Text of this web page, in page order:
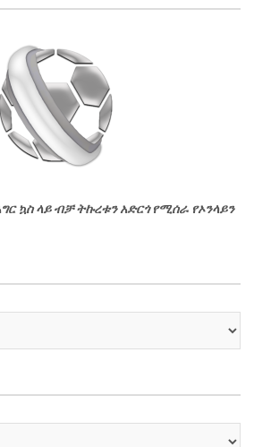
ኳስ ላይ ብቻ ትኩረቱን አድርጎ የሚሰራ የኦንላይን